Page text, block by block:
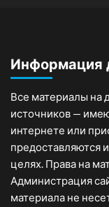
Информация
Все материалы на
источников —
интернете или
предоставляются
целях. Права на
Администрация
материала не